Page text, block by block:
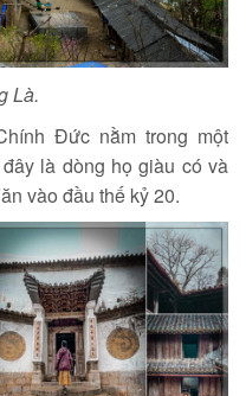
Là.
Đức nằm trong một
là dòng họ giàu có và
vào đầu thế kỷ 20.